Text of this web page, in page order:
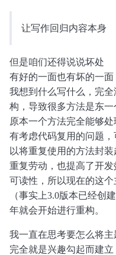
让写作回归内容本身
但是咱们还得说说坏处
有好的一面也有坏的一
我想到什么写什么，完
构，导致很多方法是东
原本一个方法完全能够
有考虑代码复用的问题，
以将重复使用的方法封
重复劳动，也提高了开
可读性，所以现在的这
（事实上3.0版本已经创
年就会开始进行重构。
我一直在思考要怎么将
完全就是兴趣勾起而建